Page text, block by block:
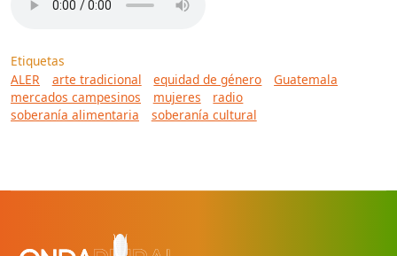
Etiquetas
ALER
arte tradicional equidad de género
Guatemala
mercados campesinos
mujeres
radio
soberanía alimentaria
soberanía cultural